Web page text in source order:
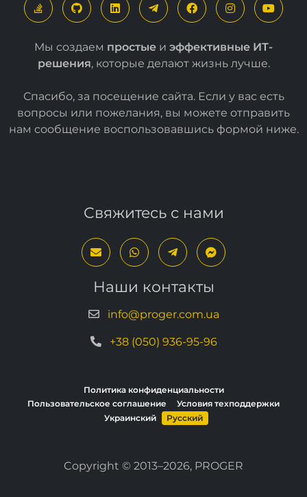
Мы создаем простые и эффективные ИТ-
решения, которые делают жизнь лучше.
Спасибо, за посещение сайта. Если у вас есть
вопросы или пожелания, вы можете отправить
нам сообщение воспользовавшись формой ниже.
Свяжитесь с нами
Наши контакты
info@proger.com.ua
+38 (050) 936-95-96
Политика конфиденциальности
Пользовательское соглашение
Условия техподдержки
Украинский
Русский
Copyright © 2013–2026, PROGER